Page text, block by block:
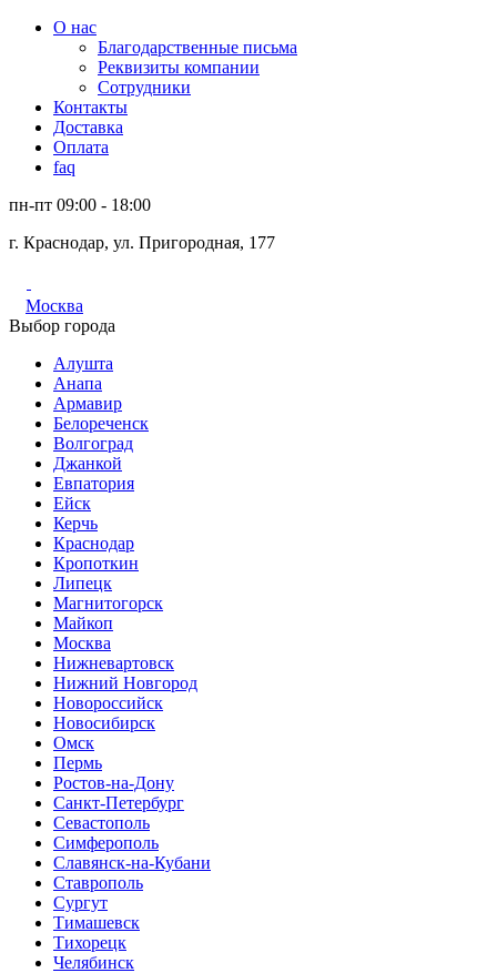
О нас
Благодарственные письма
Реквизиты компании
Сотрудники
Контакты
Доставка
Оплата
faq
пн-пт 09:00 - 18:00
г. Краснодар, ул. Пригородная, 177
Москва
Выбор города
Алушта
Анапа
Армавир
Белореченск
Волгоград
Джанкой
Евпатория
Ейск
Керчь
Краснодар
Кропоткин
Липецк
Магнитогорск
Майкоп
Москва
Нижневартовск
Нижний Новгород
Новороссийск
Новосибирск
Омск
Пермь
Ростов-на-Дону
Санкт-Петербург
Севастополь
Симферополь
Славянск-на-Кубани
Ставрополь
Сургут
Тимашевск
Тихорецк
Челябинск